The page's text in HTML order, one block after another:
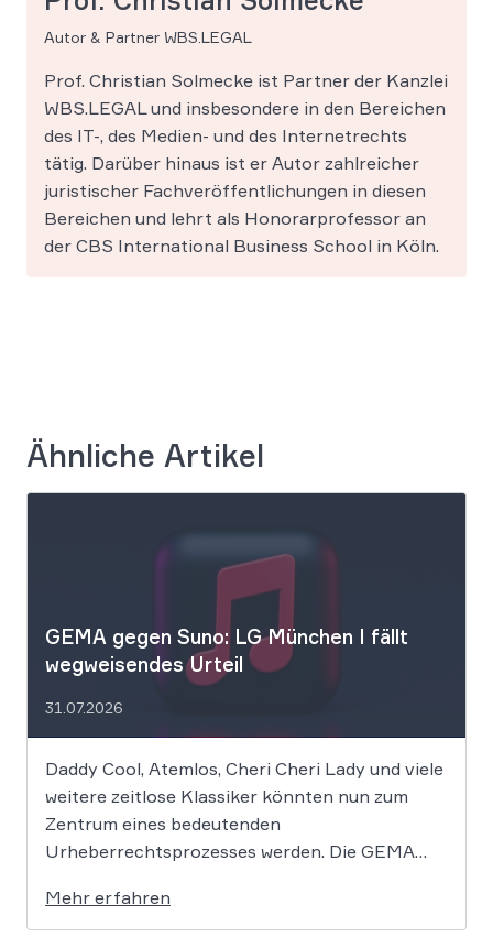
Autor & Partner WBS.LEGAL
Prof. Christian Solmecke ist Partner der Kanzlei
WBS.LEGAL und insbesondere in den Bereichen
des IT-, des Medien- und des Internetrechts
tätig. Darüber hinaus ist er Autor zahlreicher
juristischer Fachveröffentlichungen in diesen
Bereichen und lehrt als Honorarprofessor an
der CBS International Business School in Köln.
Ähnliche Artikel
GEMA gegen Suno: LG München I fällt
wegweisendes Urteil
31.07.2026
Daddy Cool, Atemlos, Cheri Cheri Lady und viele
weitere zeitlose Klassiker könnten nun zum
Zentrum eines bedeutenden
Urheberrechtsprozesses werden. Die GEMA
die Rechte ihrer Mitglieder verteidigen. Dem
Unternehmen hinter der populären KI-Musik-
Mehr erfahren